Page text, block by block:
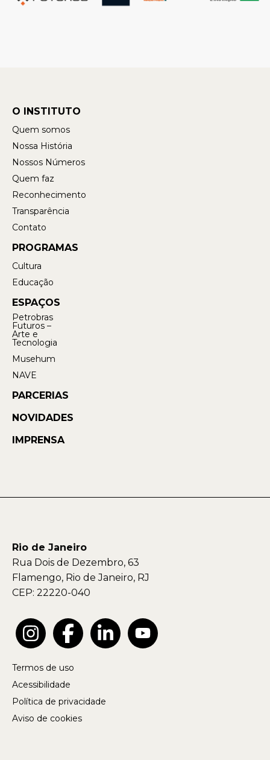
O INSTITUTO
Quem somos
Nossa História
Nossos Números
Quem faz
Reconhecimento
Transparência
Contato
PROGRAMAS
Cultura
Educação
ESPAÇOS
Petrobras
Futuros –
Arte e
Tecnologia
Musehum
NAVE
PARCERIAS
NOVIDADES
IMPRENSA
Rio de Janeiro
Rua Dois de Dezembro, 63
Flamengo, Rio de Janeiro, RJ
CEP: 22220-040
Termos de uso
Acessibilidade
Política de privacidade
Aviso de cookies